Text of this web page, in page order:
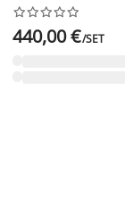






440,00 €/SET